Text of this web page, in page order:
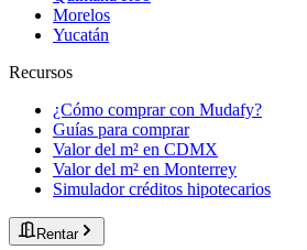
Morelos
Yucatán
Recursos
¿Cómo comprar con Mudafy?
Guías para comprar
Valor del m² en CDMX
Valor del m² en Monterrey
Simulador créditos hipotecarios
Rentar